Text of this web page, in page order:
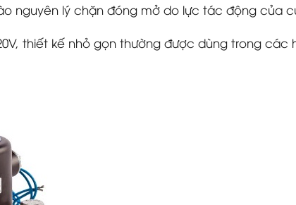
nguyên lý chặn đóng mở do lực tác động của
thiết kế nhỏ gọn thường được dùng trong